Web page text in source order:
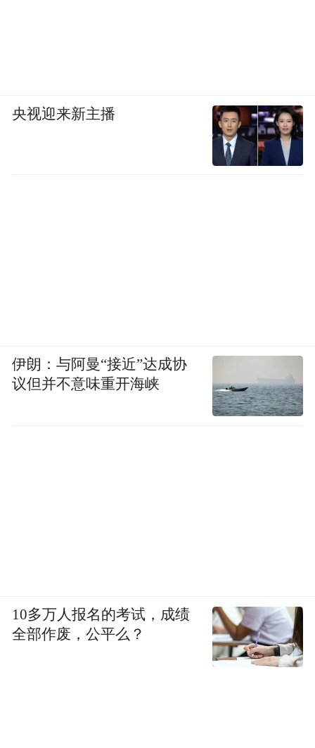
央视迎来新主播
伊朗：与阿曼“接近”达成协
议但并不意味重开海峡
10多万人报名的考试，成绩
全部作废，公平么？